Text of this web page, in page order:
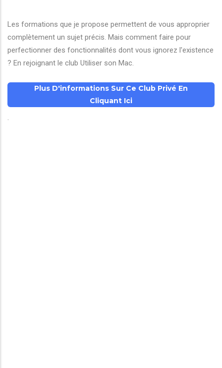
Les formations que je propose permettent de vous approprier
complètement un sujet précis. Mais comment faire pour
perfectionner des fonctionnalités dont vous ignorez l'existence
? En rejoignant le club Utiliser son Mac.
Plus D'informations Sur Ce Club Privé En
Cliquant Ici
.